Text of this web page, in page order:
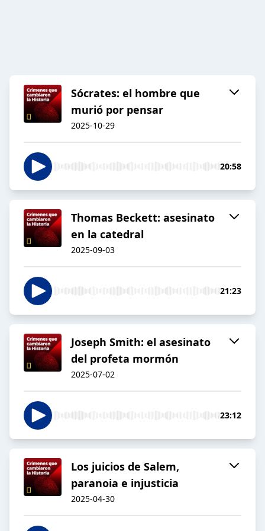
Sócrates: el hombre que
murió por pensar
2025-10-29
20:58
Thomas Beckett: asesinato
en la catedral
2025-09-03
21:23
Joseph Smith: el asesinato
del profeta mormón
2025-07-02
23:12
Los juicios de Salem,
paranoia e injusticia
2025-04-30